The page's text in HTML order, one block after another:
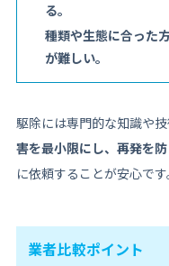
る。
種類や生態に合った
が難しい。
駆除には専門的な知識や
害を最小限にし、再発を防
に依頼することが安心です
業者比較ポイント